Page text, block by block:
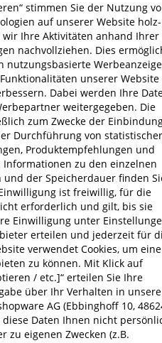
Impressum
LEUTE
zzgl.Versandkosten.
stimmen Sie der Nutzung
auf unserer Website holz-
Ihre Aktivitäten anhand Ihrer
nachvollziehen. Dies
nutzungsbasierte
unserer Website
Dabei werden Ihre
weitergegeben. Die
zum Zwecke der
Durchführung von statistischer
Produktempfehlungen und
zu den einzelnen
der Speicherdauer finden
ist freiwillig, für die
erforderlich und gilt, bis sie
Einwilligung unter
erteilen und jederzeit für
verwendet Cookies, um eine
zu können. Mit Klick auf
/ etc.]“ erteilen Sie Ihre
über Ihr Verhalten in
AG (Ebbinghoff 10,
Daten Ihnen nicht
zu eigenen Zwecken (z.B.